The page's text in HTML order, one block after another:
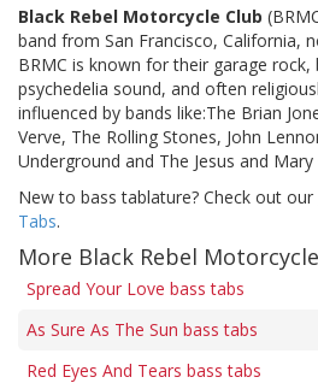
Black Rebel Motorcycle Club
band from San Francisco, California,
BRMC is known for their garage
psychedelia sound, and often
influenced by bands like:The Brian
Verve, The Rolling Stones, John
Underground and The Jesus and Mary
New to bass tablature? Check out our
Tabs.
More Black Rebel
Spread Your Love bass tabs
As Sure As The Sun bass tabs
Red Eyes And Tears bass tabs